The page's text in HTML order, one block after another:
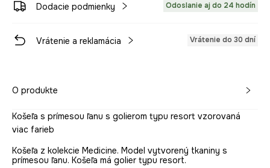
Dodacie podmienky Odoslanie aj do 24 hodín
Vrátenie a reklamácia Vrátenie do 30 dní
O produkte
Košeľa s prímesou ľanu s golierom typu resort vzorovaná
viac farieb
Košeľa z kolekcie Medicine. Model vytvorený tkaniny s
prímesou ľanu. Košeľa má golier typu resort.